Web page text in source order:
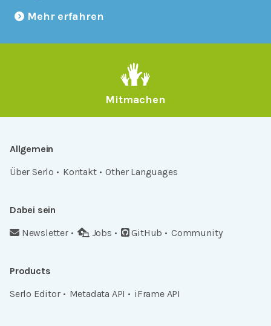
Mehr erfahren
Mitmachen
Allgemein
Über Serlo
Kontakt Other Languages
Dabei sein
Newsletter
Jobs GitHub Community
Products
Serlo Editor
Metadata API iFrame API